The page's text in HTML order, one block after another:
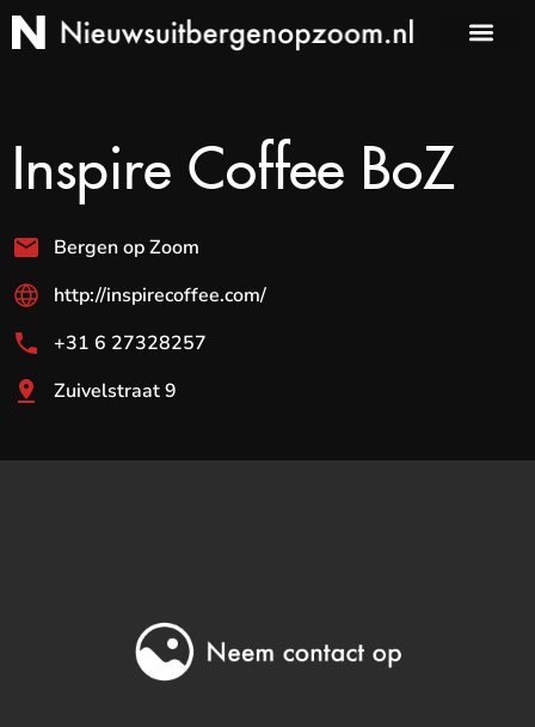
Inspire Coffee BoZ
Bergen op Zoom
http://inspirecoffee.com/
+31 6 27328257
Zuivelstraat 9